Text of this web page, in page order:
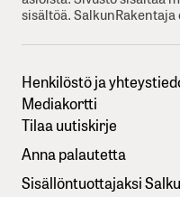
sisältöä.
Henkilöstö ja
Mediakortti
Tilaa uutiskirje
Anna palautetta
Sisällöntuottajaksi